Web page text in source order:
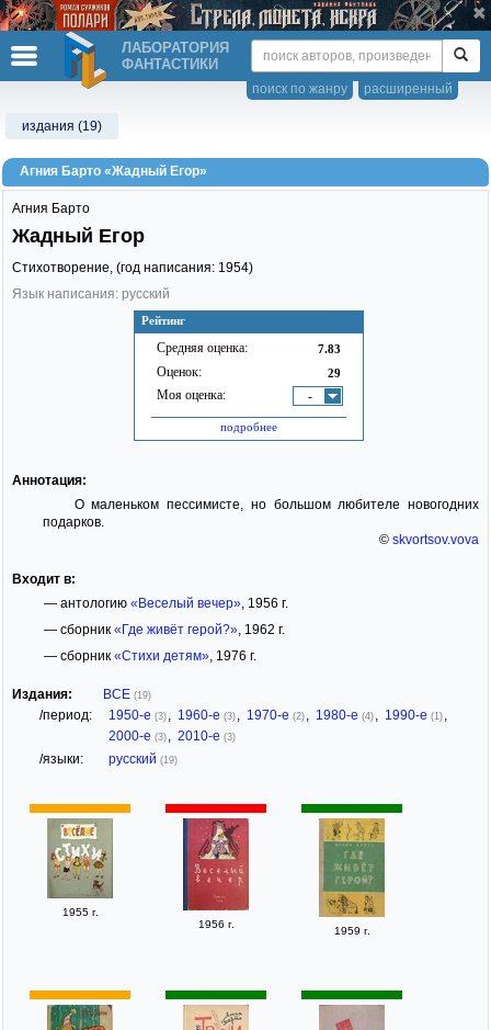
ЛАБОРАТОРИЯ
ФАНТАСТИКИ
расширенный
поиск по жанру
издания (19)
Агния Барто «Жадный Егор»
Рейтинг
Средняя оценка: 7.83
Оценок: 29
Моя оценка: -
подробнее
Агния Барто
Жадный Егор
Стихотворение, (год написания: 1954)
Язык написания: русский
Аннотация:
О маленьком пессимисте, но большом любителе новогодних
подарков.
© skvortsov.vova
Входит в:
— антологию «Веселый вечер», 1956 г.
— сборник «Где живёт герой?», 1962 г.
— сборник «Стихи детям», 1976 г.
Издания: ВСЕ (19)
/период: 1950-е (3) 1960-е (3) 1970-е (2) 1980-е (4) 1990-е (1)
2000-е (3) 2010-е (3)
/языки: русский (19)
1955 г.
1956 г.
1959 г.